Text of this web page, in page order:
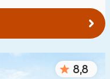
8,8